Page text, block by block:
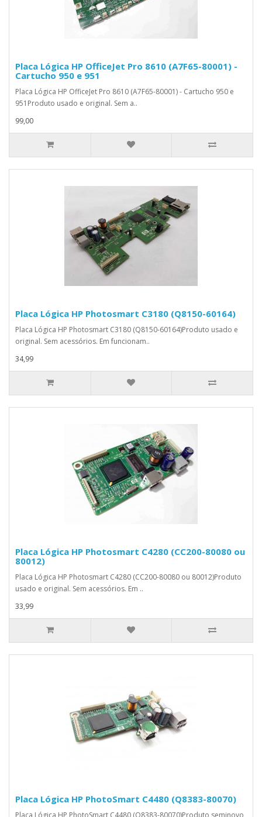
Placa Lógica HP OfficeJet Pro 8610 (A7F65-80001) -
Cartucho 950 e 951
Placa Lógica HP OfficeJet Pro 8610 (A7F65-80001) - Cartucho 950 e
951Produto usado e original. Sem a..
99,00
Placa Lógica HP Photosmart C3180 (Q8150-60164)
Placa Lógica HP Photosmart C3180 (Q8150-60164)Produto usado e
original. Sem acessórios. Em funcionam..
34,99
Placa Lógica HP Photosmart C4280 (CC200-80080 ou
80012)
Placa Lógica HP Photosmart C4280 (CC200-80080 ou 80012)Produto
usado e original. Sem acessórios. Em ..
33,99
Placa Lógica HP PhotoSmart C4480 (Q8383-80070)
Placa Lógica HP PhotoSmart C4480 (Q8383-80070)Produto seminovo